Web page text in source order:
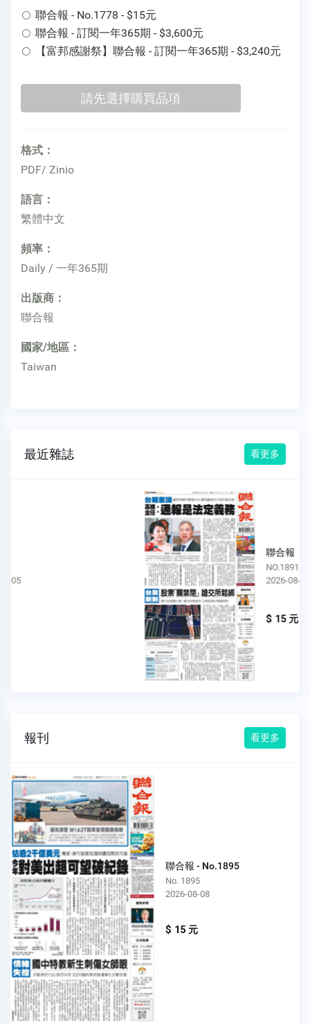
聯合報 - No.1778 - $15元
聯合報 - 訂閱一年365期 - $3,600元
【富邦感謝祭】聯合報 - 訂閱一年365期 - $3,240元
格式：
PDF/ Zinio
語言：
繁體中文
頻率：
Daily / 一年365期
出版商：
聯合報
國家/地區：
Taiwan
最近雜誌 看更多
聯合報
NO.1891
2026-08-04
$ 15 元
報刊 看更多
聯合報 - No.1895
No. 1895
2026-08-08
$ 15 元